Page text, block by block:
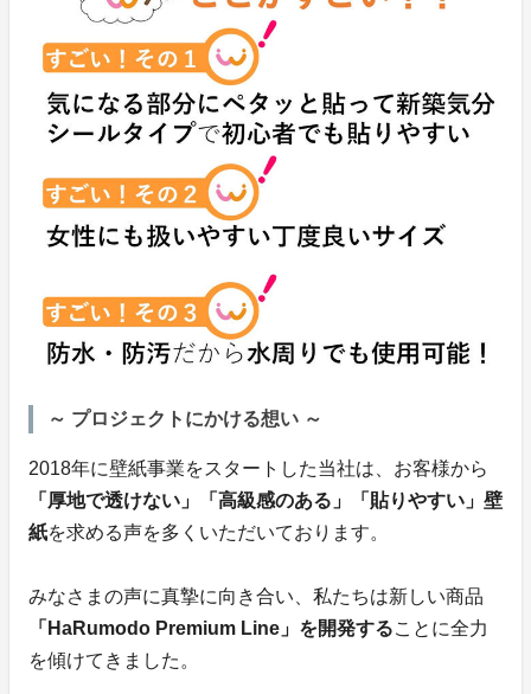
～ プロジェクトにかける想い ～
2018年に壁紙事業をスタートした当社は、お客様から
「厚地で透けない」「高級感のある」「貼りやすい」壁
紙を求める声を多くいただいております。
みなさまの声に真摯に向き合い、私たちは新しい商品
「HaRumodo Premium Line」を開発することに全力
を傾けてきました。